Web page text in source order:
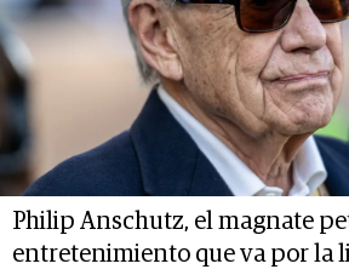
Philip Anschutz, el magnate
entretenimiento que va por la